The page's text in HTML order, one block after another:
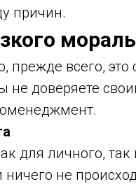
причин.
прежде всего,
не доверяете
для личного,
не